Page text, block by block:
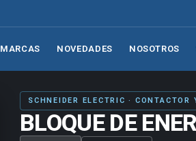
MARCAS NOVEDADES NOSOTROS
SCHNEIDER ELECTRIC · CONTACTOR
BLOQUE DE